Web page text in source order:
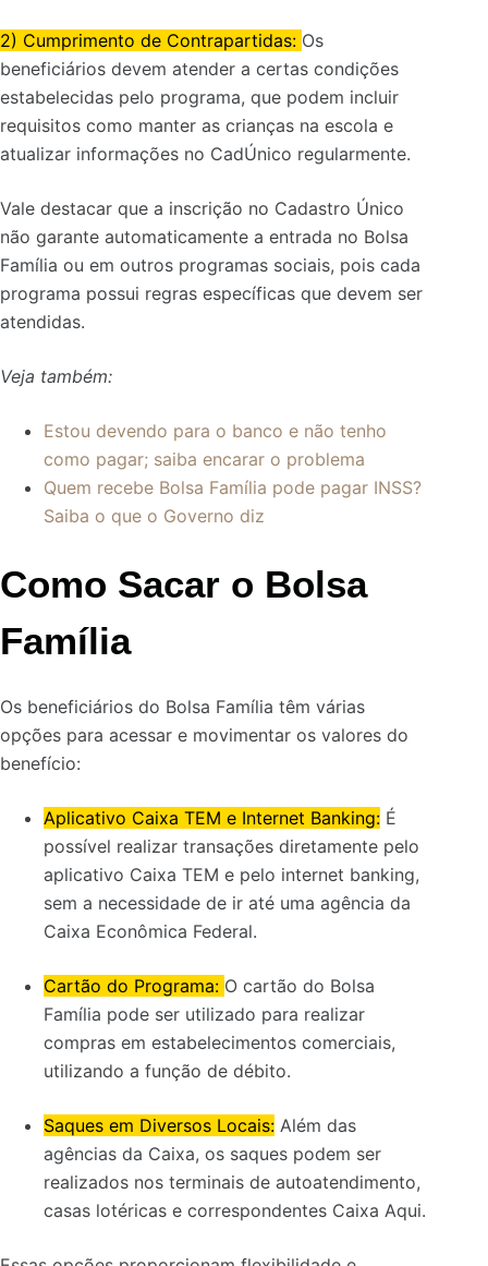
2) Cumprimento de Contrapartidas: Os
beneficiários devem atender a certas condições
estabelecidas pelo programa, que podem incluir
requisitos como manter as crianças na escola e
atualizar informações no CadÚnico regularmente.
Vale destacar que a inscrição no Cadastro Único
não garante automaticamente a entrada no Bolsa
Família ou em outros programas sociais, pois cada
programa possui regras específicas que devem ser
atendidas.
Veja também:
Estou devendo para o banco e não tenho
como pagar; saiba encarar o problema
Quem recebe Bolsa Família pode pagar INSS?
Saiba o que o Governo diz
Como Sacar o Bolsa
Família
Os beneficiários do Bolsa Família têm várias
opções para acessar e movimentar os valores do
benefício:
Aplicativo Caixa TEM e Internet Banking: É
possível realizar transações diretamente pelo
aplicativo Caixa TEM e pelo internet banking,
sem a necessidade de ir até uma agência da
Caixa Econômica Federal.
Cartão do Programa: O cartão do Bolsa
Família pode ser utilizado para realizar
compras em estabelecimentos comerciais,
utilizando a função de débito.
Saques em Diversos Locais: Além das
agências da Caixa, os saques podem ser
realizados nos terminais de autoatendimento,
casas lotéricas e correspondentes Caixa Aqui.